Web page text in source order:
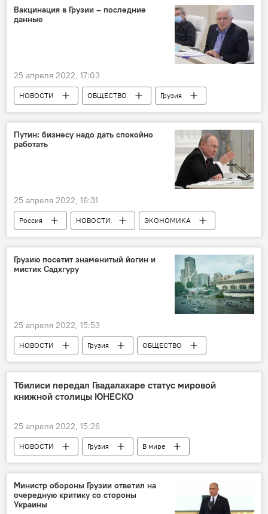
авиакатастрофа
Вакцинация в Грузии – последние
данные
25 апреля 2022, 17:03
НОВОСТИ ОБЩЕСТВО
Грузия
Коронавирус COVID-19
Путин: бизнесу надо дать спокойно
работать
25 апреля 2022, 16:31
Россия НОВОСТИ ЭКОНОМИКА
Грузию посетит знаменитый йогин и
мистик Садхгуру
25 апреля 2022, 15:53
НОВОСТИ Грузия
ОБЩЕСТВО
Индия
Тбилиси Дворец спорта
Тбилиси передал Гвадалахаре статус мировой
книжной столицы ЮНЕСКО
25 апреля 2022, 15:26
НОВОСТИ Грузия
В мире
Андриа Басилая
Тбилиси
Мексика
ЮНЕСКО
ОБЩЕСТВО
Министр обороны Грузии ответил на
очередную критику со стороны
Украины